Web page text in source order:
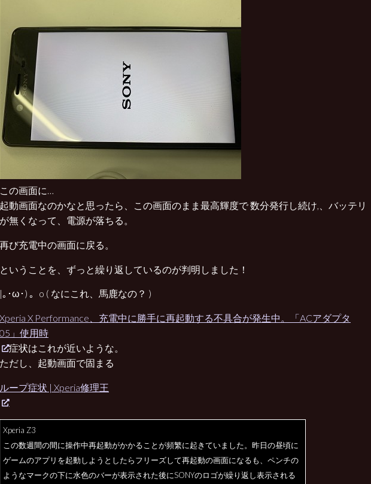
この画面に…
起動画面なのかなと思ったら、この画面のまま最高輝度で 数分発行し続け,、バッテリ
が無くなって、電源が落ちる。
再び充電中の画面に戻る。
ということを、ずっと繰り返しているのが判明しました！
|｡･ω･) 。o ( なにこれ、馬鹿なの？ )
Xperia X Performance、充電中に勝手に再起動する不具合が発生中。「ACアダプタ
05」使用時
症状はこれが近いような。
ただし、起動画面で固まる
ループ症状 | Xperia修理王
Xperia Z3
この数週間の間に操作中再起動がかかることが頻繁に起きていました。昨日の昼頃に
ゲームのアプリを起動しようとしたらフリーズして再起動の画面になるも、ペンチの
ようなマークの下に水色のバーが表示された後にSONYのロゴが繰り返し表示される